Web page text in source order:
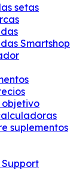
setas
Smartshop
objetivo
suplementos